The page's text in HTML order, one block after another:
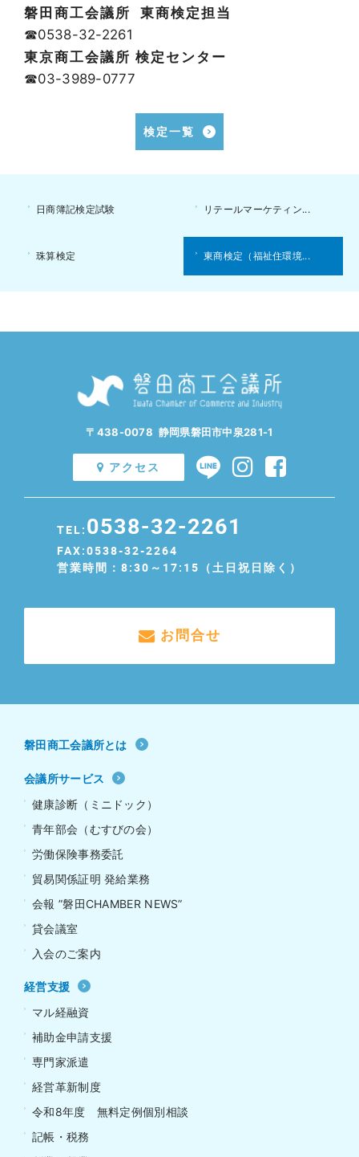
磐田商工会議所 東商検定担当
☎0538-32-2261
東京商工会議所 検定センター
☎03-3989-0777
検定一覧
日商簿記検定試験 リテールマーケティン...
珠算検定 東商検定（福祉住環境...
〒438-0078 静岡県磐田市中泉281-1
アクセス
TEL: 0538-32-2261
FAX:0538-32-2264
営業時間：8:30～17:15（土日祝日除く）
お問合せ
磐田商工会議所とは
会議所サービス
健康診断（ミニドック）
青年部会（むすびの会）
労働保険事務委託
貿易関係証明 発給業務
会報 ”磐田CHAMBER NEWS”
貸会議室
入会のご案内
経営支援
マル経融資
補助金申請支援
専門家派遣
経営革新制度
令和8年度 無料定例個別相談
記帳・税務